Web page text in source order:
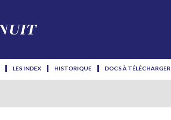
LES INDEX HISTORIQUE DOCS À TÉLÉCHARGER